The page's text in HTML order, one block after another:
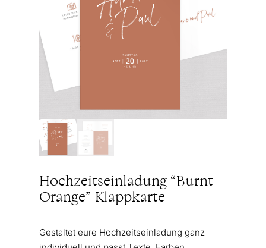
Hochzeitseinladung “Burnt
Orange” Klappkarte
Gestaltet eure Hochzeitseinladung ganz